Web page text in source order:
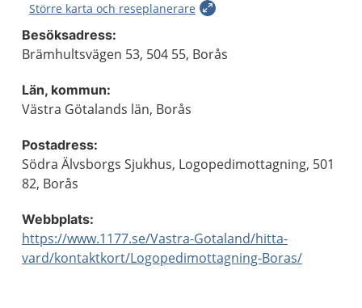
Större karta och reseplanerare
Besöksadress:
Brämhultsvägen 53, 504 55, Borås
Län, kommun:
Västra Götalands län, Borås
Postadress:
Södra Älvsborgs Sjukhus, Logopedimottagning, 501
82, Borås
Webbplats:
https://www.1177.se/Vastra-Gotaland/hitta-
vard/kontaktkort/Logopedimottagning-Boras/